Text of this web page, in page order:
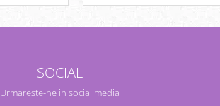
SOCIAL
Urmareste-ne in social media